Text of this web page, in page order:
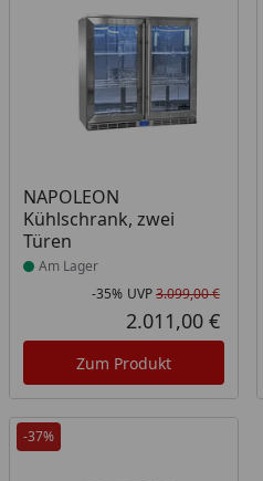
NAPOLEON
Kühlschrank, zwei
Türen
Produkt am Lager
Am Lager
-35% UVP3.099,00 €
2.011,00 €
Zum Produkt
-37%